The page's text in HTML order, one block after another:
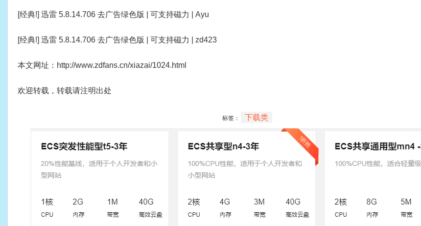
[经典!] 迅雷 5.8.14.706 去广告绿色版 | 可支持磁力 | Ayu
[经典!] 迅雷 5.8.14.706 去广告绿色版 | 可支持磁力 | zd423
本文网址：http://www.zdfans.cn/xiazai/1024.html
欢迎转载，转载请注明出处
标签： 下载类